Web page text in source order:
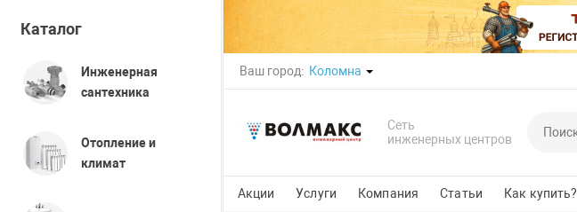
Ваш город: Коломна
Сеть
инженерных центров
Акции Услуги Компания Статьи Как купить?
Каталог
Инженерная
сантехника
Отопление и
климат